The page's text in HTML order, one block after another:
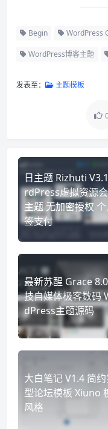
Begin WordPress
WordPress博客主题
发表至： 主题模板
日主题 Rizhuti
rdPress虚拟资源
主题 无加密授权
签支付
最新苏醒 Grace
技自媒体极客数码
dPress主题源码
大白笔记 V1.4 简
型论坛模板 Xiuno
风格